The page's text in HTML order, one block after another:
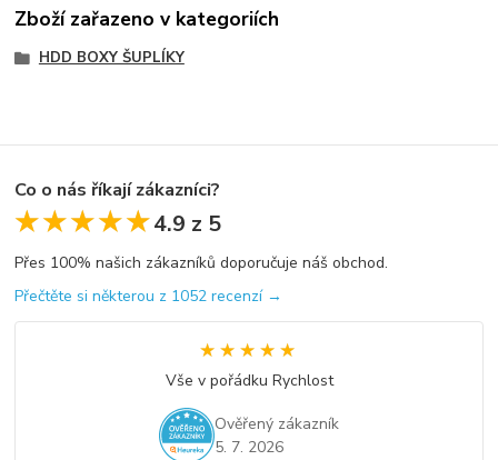
Zboží zařazeno v kategoriích
HDD BOXY ŠUPLÍKY
Co o nás říkají zákazníci?
★★★★★
★★★★★4.9 z 5
Přes 100% našich zákazníků doporučuje náš obchod.
Přečtěte si některou z 1052 recenzí →
★★★★★
★★★★★
Vše v pořádku Rychlost
Ověřený zákazník
5. 7. 2026